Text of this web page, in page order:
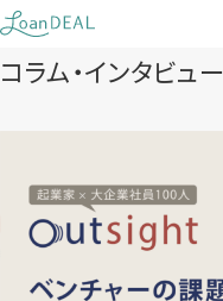
Skip
to
content
コラム・インタビュー